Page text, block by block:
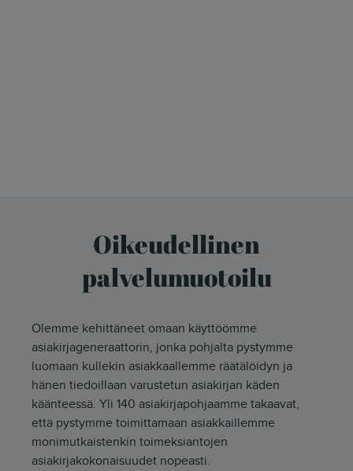
Oikeudellinen
palvelumuotoilu
Olemme kehittäneet omaan käyttöömme
asiakirjageneraattorin, jonka pohjalta pystymme
luomaan kullekin asiakkaallemme räätälöidyn ja
hänen tiedoillaan varustetun asiakirjan käden
käänteessä. Yli 140 asiakirjapohjaamme takaavat,
että pystymme toimittamaan asiakkaillemme
monimutkaistenkin toimeksiantojen
asiakirjakokonaisuudet nopeasti.